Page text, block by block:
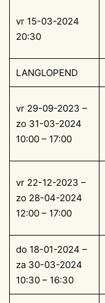
vr 15-03-2024
20:30
LANGLOPEND
vr 29-09-2023 –
zo 31-03-2024
10:00 – 17:00
vr 22-12-2023 –
zo 28-04-2024
12:00 – 17:00
do 18-01-2024 –
za 30-03-2024
10:30 – 16:30